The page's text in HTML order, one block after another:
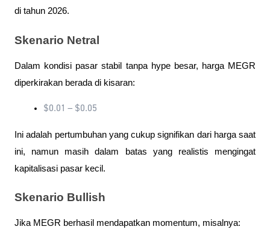
di tahun 2026.
Skenario Netral
Dalam kondisi pasar stabil tanpa hype besar, harga MEGR
diperkirakan berada di kisaran:
$0.01 – $0.05
Ini adalah pertumbuhan yang cukup signifikan dari harga saat
ini, namun masih dalam batas yang realistis mengingat
kapitalisasi pasar kecil.
Skenario Bullish
Jika MEGR berhasil mendapatkan momentum, misalnya: